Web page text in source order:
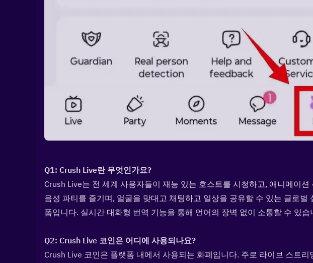
Q1: Crush Live란 무엇인가요?
Crush Live는 전 세계 사용자들이 재능 있는 호스트를 시청하고, 애니메이
음성 파티를 즐기며, 얼굴을 맞대고 채팅하고 일상을 공유할 수 있는 글로벌
폼입니다. 실시간 대화형 번역 기능을 통해 언어의 장벽 없이 소통할 수 있습
Q2: Crush Live 코인은 어디에 사용되나요?
Crush Live 코인은 플랫폼 내에서 사용되는 화폐입니다. 주로 라이브 스트